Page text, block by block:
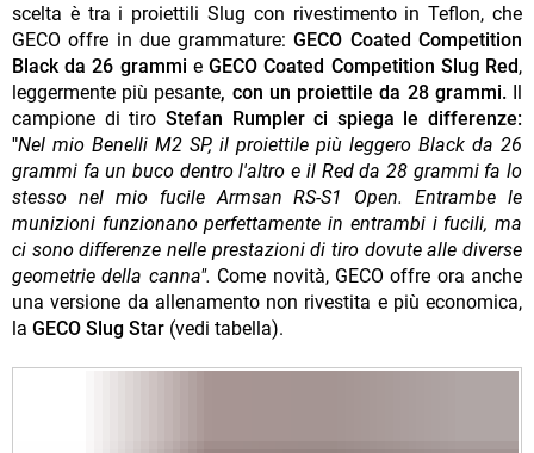
scelta è tra i proiettili Slug con rivestimento in Teflon, che
GECO offre in due grammature:GECO Coated Competition
Black da 26 grammi eGECO Coated Competition Slug Red,
leggermente più pesante, con un proiettile da 28 grammi. Il
campione di tiro Stefan Rumpler ci spiega le differenze:
"Nel mio Benelli M2 SP, il proiettile più leggero Black da 26
grammi fa un buco dentro l'altro e il Red da 28 grammi fa lo
stesso nel mio fucile Armsan RS-S1 Open. Entrambe le
munizioni funzionano perfettamente in entrambi i fucili, ma
ci sono differenze nelle prestazioni di tiro dovute alle diverse
geometrie della canna". Come novità, GECO offre ora anche
una versione da allenamento non rivestita e più economica,
la GECO Slug Star (vedi tabella).